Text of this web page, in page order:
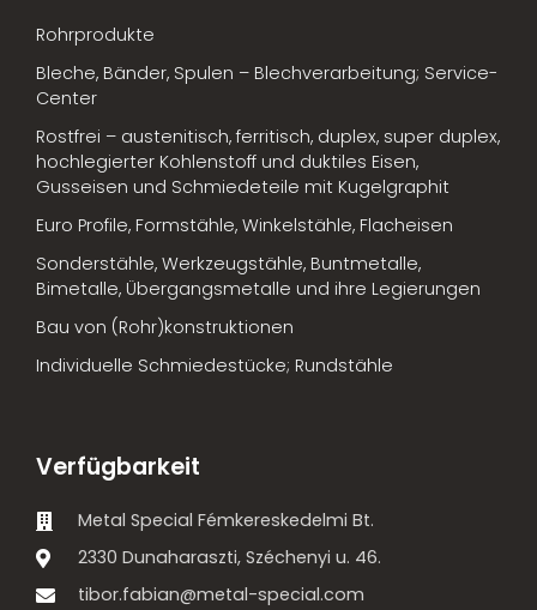
Rohrprodukte
Bleche, Bänder, Spulen – Blechverarbeitung; Service-
Center
Rostfrei – austenitisch, ferritisch, duplex, super duplex,
hochlegierter Kohlenstoff und duktiles Eisen,
Gusseisen und Schmiedeteile mit Kugelgraphit
Euro Profile, Formstähle, Winkelstähle, Flacheisen
Sonderstähle, Werkzeugstähle, Buntmetalle,
Bimetalle, Übergangsmetalle und ihre Legierungen
Bau von (Rohr)konstruktionen
Individuelle Schmiedestücke; Rundstähle
Verfügbarkeit
Metal Special Fémkereskedelmi Bt.
2330 Dunaharaszti, Széchenyi u. 46.
tibor.fabian@metal-special.com